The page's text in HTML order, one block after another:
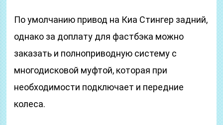
По умолчанию привод на Киа Стингер задний,
однако за доплату для фастбэка можно
заказать и полноприводную систему с
многодисковой муфтой, которая при
необходимости подключает и передние
колеса.